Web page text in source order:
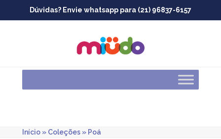
Dúvidas? Envie whatsapp para (21) 96837-6157
Início» Coleções» Poá